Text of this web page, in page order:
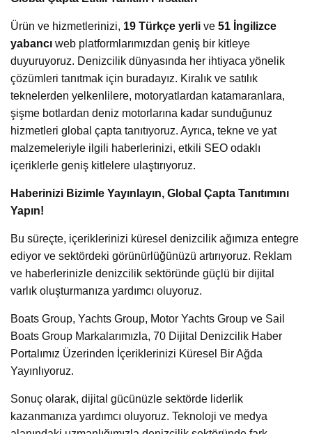
Ürün ve hizmetlerinizi, 19 Türkçe yerli ve 51 İngilizce
yabancı web platformlarımızdan geniş bir kitleye
duyuruyoruz. Denizcilik dünyasında her ihtiyaca yönelik
çözümleri tanıtmak için buradayız. Kiralık ve satılık
teknelerden yelkenlilere, motoryatlardan katamaranlara,
şişme botlardan deniz motorlarına kadar sunduğunuz
hizmetleri global çapta tanıtıyoruz. Ayrıca, tekne ve yat
malzemeleriyle ilgili haberlerinizi, etkili SEO odaklı
içeriklerle geniş kitlelere ulaştırıyoruz.
Haberinizi Bizimle Yayınlayın, Global Çapta Tanıtımını
Yapın!
Bu süreçte, içeriklerinizi küresel denizcilik ağımıza entegre
ediyor ve sektördeki görünürlüğünüzü artırıyoruz. Reklam
ve haberlerinizle denizcilik sektöründe güçlü bir dijital
varlık oluşturmanıza yardımcı oluyoruz.
Boats Group, Yachts Group, Motor Yachts Group ve Sail
Boats Group Markalarımızla, 70 Dijital Denizcilik Haber
Portalımız Üzerinden İçeriklerinizi Küresel Bir Ağda
Yayınlıyoruz.
Sonuç olarak, dijital gücünüzle sektörde liderlik
kazanmanıza yardımcı oluyoruz. Teknoloji ve medya